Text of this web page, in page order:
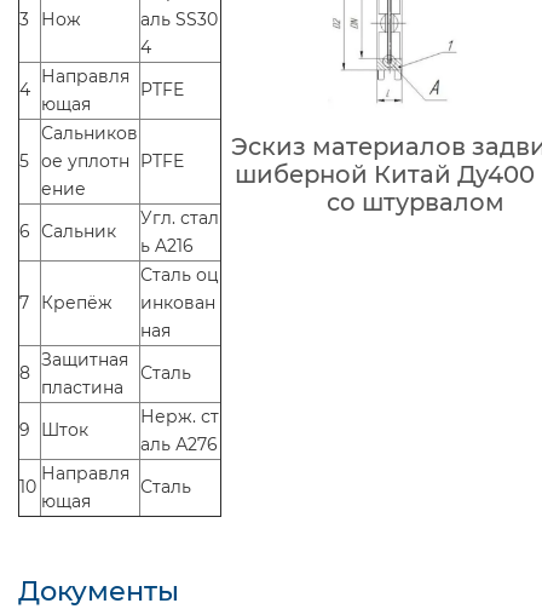
3 Нож
аль SS30
4
4
Направля
ющая
PTFE
5
Сальников
ое уплотн
ение
PTFE
6 Сальник
Угл. стал
ь A216
7 Крепёж
Сталь оц
инкован
ная
8
Защитная
пластина
Сталь
9 Шток
Нерж. ст
аль А276
10
Направля
ющая
Сталь
Эскиз материалов
шиберной Китай Ду400
со штурвалом
Документы